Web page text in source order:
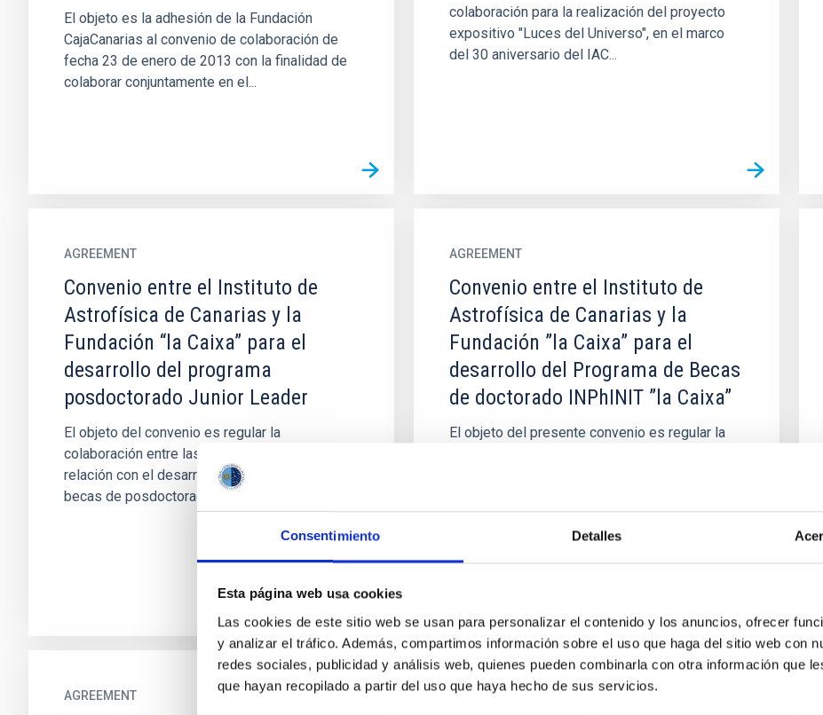
Consentimiento Detalles
Esta página web usa cookies
Las cookies de este sitio web se usan para personalizar el contenido y los anuncios, ofrecer
y analizar el tráfico. Además, compartimos información sobre el uso que haga del sitio web con
redes sociales, publicidad y análisis web, quienes pueden combinarla con otra información que
que hayan recopilado a partir del uso que haya hecho de sus servicios.
El objeto es la adhesión de la Fundación
CajaCanarias al convenio de colaboración de
fecha 23 de enero de 2013 con la finalidad de
colaborar conjuntamente en el...
colaboración para la realización del proyecto
expositivo "Luces del Universo", en el marco
del 30 aniversario del IAC...
AGREEMENT
Convenio entre el Instituto de
Astrofísica de Canarias y la
Fundación “la Caixa” para el
desarrollo del programa
posdoctorado Junior Leader
El objeto del convenio es regular la
colaboración entre las entidades firmantes en
relación con el desarrollo del programa de
becas de posdoctorado Junior...
AGREEMENT
Convenio entre el Instituto de
Astrofísica de Canarias y la
Fundación ”la Caixa” para el
desarrollo del Programa de Becas
de doctorado INPhINIT ”la Caixa”
El objeto del presente convenio es regular la
AGREEMENT AGREEMENT